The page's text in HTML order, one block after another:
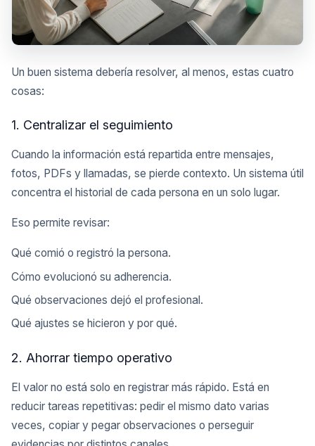
Un buen sistema debería resolver, al menos, estas cuatro
cosas:
1. Centralizar el seguimiento
Cuando la información está repartida entre mensajes,
fotos, PDFs y llamadas, se pierde contexto. Un sistema útil
concentra el historial de cada persona en un solo lugar.
Eso permite revisar:
Qué comió o registró la persona.
Cómo evolucionó su adherencia.
Qué observaciones dejó el profesional.
Qué ajustes se hicieron y por qué.
2. Ahorrar tiempo operativo
El valor no está solo en registrar más rápido. Está en
reducir tareas repetitivas: pedir el mismo dato varias
veces, copiar y pegar observaciones o perseguir